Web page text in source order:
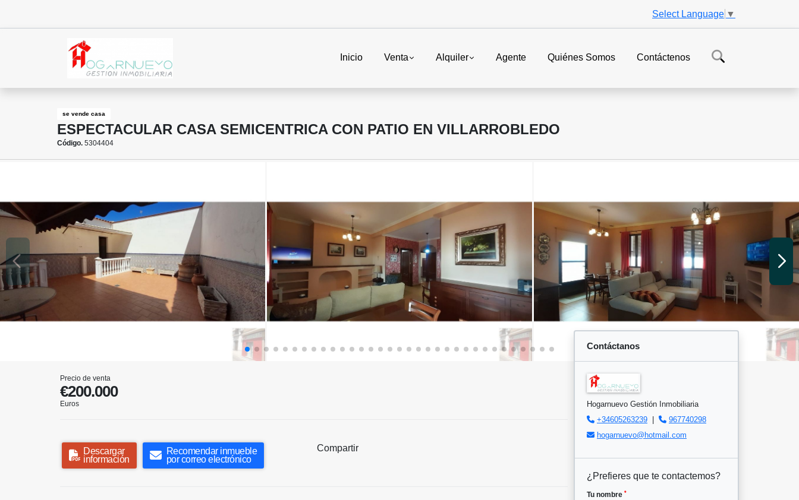
Select Language ▼
Inicio Venta Alquiler Agente Quiénes Somos Contáctenos
se vende casa
ESPECTACULAR CASA SEMICENTRICA CON PATIO EN VILLARROBLEDO
Código. 5304404
Precio de venta
€200.000
Euros
Descargar
información
Recomendar inmueble
por correo electrónico
Compartir
Contáctanos
Hogarnuevo Gestión Inmobiliaria
+34605263239
967740298
hogarnuevo@hotmail.com
¿Prefieres que te contactemos?
Tu nombre *